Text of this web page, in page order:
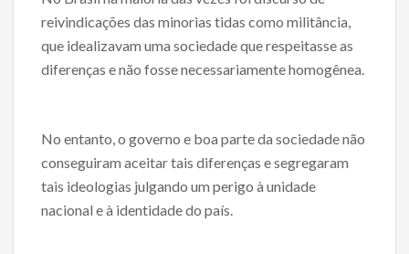
reivindicações das minorias tidas como militância,
que idealizavam uma sociedade que respeitasse as
diferenças e não fosse necessariamente homogênea.
No entanto, o governo e boa parte da sociedade não
conseguiram aceitar tais diferenças e segregaram
tais ideologias julgando um perigo à unidade
nacional e à identidade do país.